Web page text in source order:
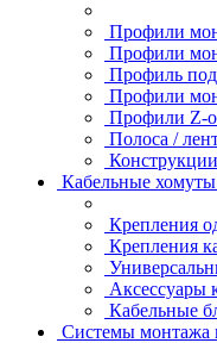
Профили
Профили
Профиль
Профили
Профили Z-
Полоса /
Кабельные
Крепления
Крепления
Аксессуары
Кабельные
Системы монтажа